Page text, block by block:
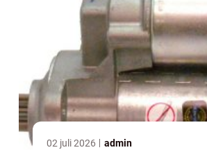
02 juli 2026 admin